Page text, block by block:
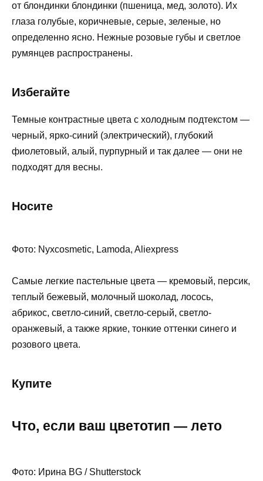
от блондинки блондинки (пшеница, мед, золото). Их
глаза голубые, коричневые, серые, зеленые, но
определенно ясно. Нежные розовые губы и светлое
румянцев распространены.
Избегайте
Темные контрастные цвета с холодным подтекстом —
черный, ярко-синий (электрический), глубокий
фиолетовый, алый, пурпурный и так далее — они не
подходят для весны.
Носите
Фото: Nyxcosmetic, Lamoda, Aliexpress
Самые легкие пастельные цвета — кремовый, персик,
теплый бежевый, молочный шоколад, лосось,
абрикос, светло-синий, светло-серый, светло-
оранжевый, а также яркие, тонкие оттенки синего и
розового цвета.
Купите
Что, если ваш цветотип — лето
Фото: Ирина BG / Shutterstock